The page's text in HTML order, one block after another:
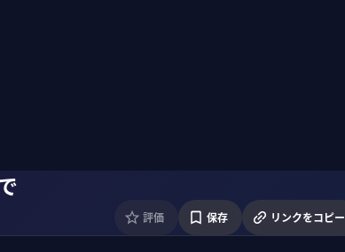
評価 保存 リンクをコピー